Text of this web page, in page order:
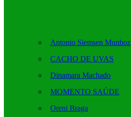
Antonio Siemsen Munhoz
CACHO DE UVAS
Dinamara Machado
MOMENTO SAÚDE
Oreni Braga